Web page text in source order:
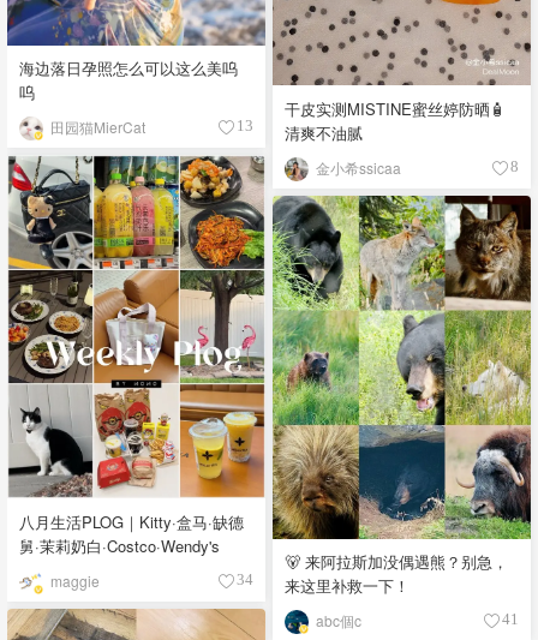
海边落日孕照怎么可以这么美呜
呜
田园猫MierCat 13
干皮实测MISTINE蜜丝婷防晒🧴
清爽不油腻
金小希ssicaa 8
八月生活PLOG｜Kitty·盒马·缺德
舅·茉莉奶白·Costco·Wendy's
maggie 34
🐻 来阿拉斯加没偶遇熊？别急，
来这里补救一下！
abc個c 41